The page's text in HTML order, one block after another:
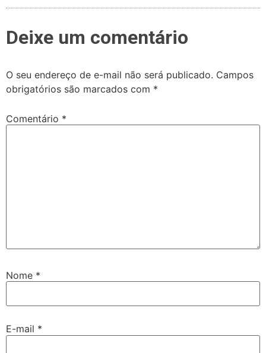
Deixe um comentário
O seu endereço de e-mail não será publicado. Campos
obrigatórios são marcados com *
Comentário *
Nome *
E-mail *